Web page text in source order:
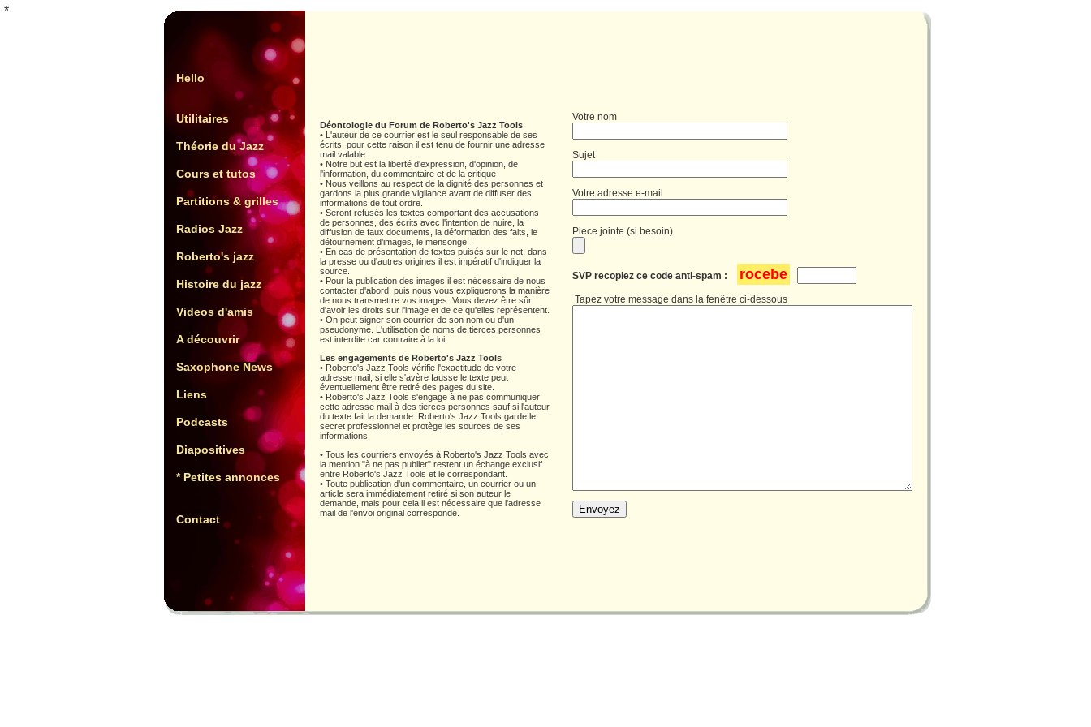
*
Hello
Utilitaires
Théorie du Jazz
Cours et tutos
Partitions & grilles
Radios Jazz
Roberto's jazz
Histoire du jazz
Videos d'amis
A découvrir
Saxophone News
Liens
Podcasts
Diapositives
* Petites annonces
Contact
Déontologie du Forum de Roberto's Jazz Tools
• L'auteur de ce courrier est le seul responsable de ses
écrits, pour cette raison il est tenu de fournir une adresse
mail valable.
• Notre but est la liberté d'expression, d'opinion, de
l'information, du commentaire et de la critique
• Nous veillons au respect de la dignité des personnes et
gardons la plus grande vigilance avant de diffuser des
informations de tout ordre.
• Seront refusés les textes comportant des accusations
de personnes, des écrits avec l'intention de nuire, la
diffusion de faux documents, la déformation des faits, le
détournement d'images, le mensonge.
• En cas de présentation de textes puisés sur le net, dans
la presse ou d'autres origines il est impératif d'indiquer la
source.
• Pour la publication des images il est nécessaire de nous
contacter d'abord, puis nous vous expliquerons la manière
de nous transmettre vos images. Vous devez être sûr
d'avoir les droits sur l'image et de ce qu'elles représentent.
• On peut signer son courrier de son nom ou d'un
pseudonyme. L'utilisation de noms de tierces personnes
est interdite car contraire à la loi.
Les engagements de Roberto's Jazz Tools
• Roberto's Jazz Tools vérifie l'exactitude de votre
adresse mail, si elle s'avère fausse le texte peut
éventuellement être retiré des pages du site.
• Roberto's Jazz Tools s'engage à ne pas communiquer
cette adresse mail à des tierces personnes sauf si l'auteur
du texte fait la demande. Roberto's Jazz Tools garde le
secret professionnel et protège les sources de ses
informations.
• Tous les courriers envoyés à Roberto's Jazz Tools avec
la mention "à ne pas publier" restent un échange exclusif
entre Roberto's Jazz Tools et le correspondant.
• Toute publication d'un commentaire, un courrier ou un
article sera immédiatement retiré si son auteur le
demande, mais pour cela il est nécessaire que l'adresse
mail de l'envoi original corresponde.
Votre nom
Sujet
Votre adresse e-mail
Piece jointe (si besoin)
SVP recopiez ce code anti-spam : rocebe
Tapez votre message dans la fenêtre ci-dessous